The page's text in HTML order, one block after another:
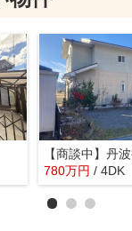
780万円 / 4DK